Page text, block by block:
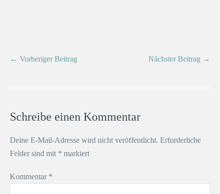
← Vorheriger Beitrag Nächster Beitrag →
Schreibe einen Kommentar
Deine E-Mail-Adresse wird nicht veröffentlicht. Erforderliche
Felder sind mit * markiert
Kommentar *